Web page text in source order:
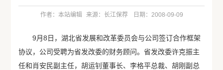
作者：本站编辑 来源：长江保荐 日期：2008-09-09
9月8日，湖北省发展和改革委员会与公司签订合作框架
协议，公司受聘为省发改委的财务顾问。省发改委许克振主
任和肖安民副主任，胡运钊董事长、李格平总裁、胡刚副总